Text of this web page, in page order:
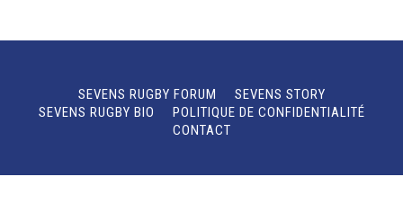
SEVENS RUGBY FORUM
SEVENS STORY
SEVENS RUGBY BIO
POLITIQUE DE CONFIDENTIALITÉ
CONTACT